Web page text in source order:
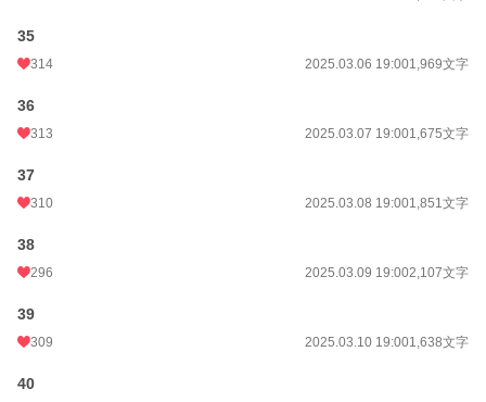
35
314 2025.03.06 19:001,969文字
36
313 2025.03.07 19:001,675文字
37
310 2025.03.08 19:001,851文字
38
296 2025.03.09 19:002,107文字
39
309 2025.03.10 19:001,638文字
40